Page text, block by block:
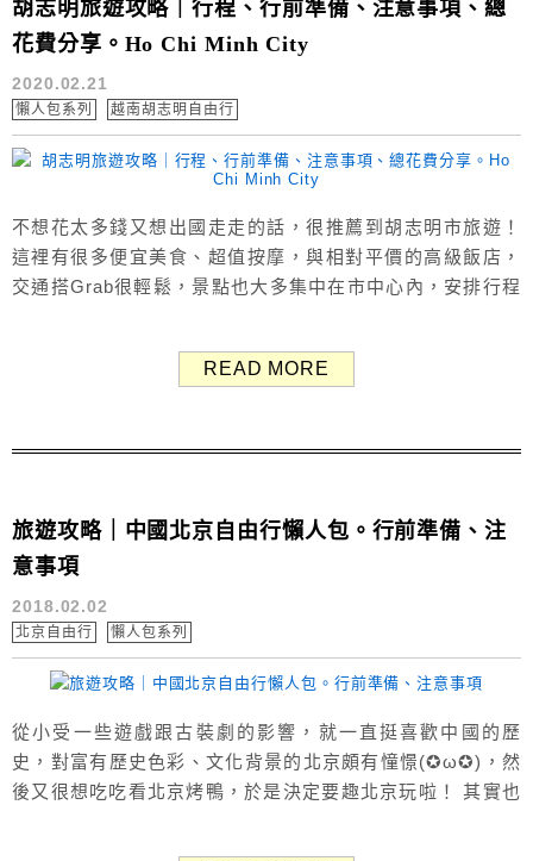
胡志明旅遊攻略｜行程、行前準備、注意事項、總
花費分享。Ho Chi Minh City
2020.02.21
懶人包系列 越南胡志明自由行
不想花太多錢又想出國走走的話，很推薦到胡志明市旅遊！
這裡有很多便宜美食、超值按摩，與相對平價的高級飯店，
交通搭Grab很輕鬆，景點也大多集中在市中心內，安排行程
意事項...等資訊，還有我們自己的行程規劃、總花費，通通
READ MORE
旅遊攻略｜中國北京自由行懶人包。行前準備、注
意事項
2018.02.02
北京自由行 懶人包系列
從小受一些遊戲跟古裝劇的影響，就一直挺喜歡中國的歷
史，對富有歷史色彩、文化背景的北京頗有憧憬(✪ω✪)，然
後又很想吃吃看北京烤鴨，於是決定要趣北京玩啦！ 其實也